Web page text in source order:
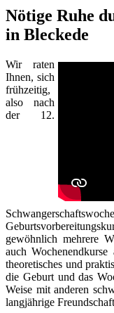
Nötige Ruhe
in Bleckede
Wir raten
Ihnen, sich
frühzeitig,
also nach
der 12.
gewöhnlich mehrere
auch
theoretisches und
die Geburt und das
Weise mit anderen
langjährige